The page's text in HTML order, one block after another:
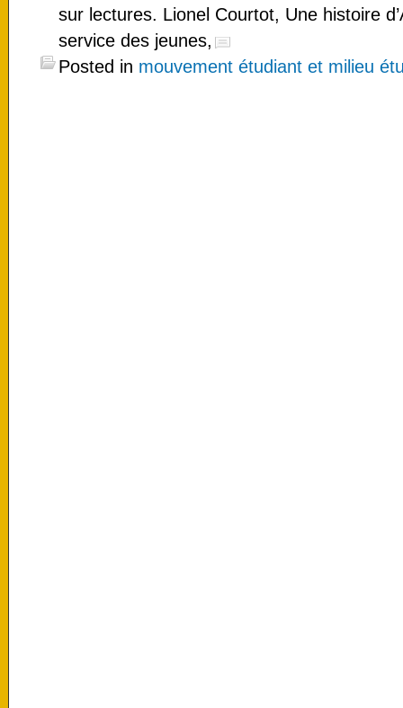
sur lectures. Lionel Courtot, Une histoire
service des jeunes,
Posted in mouvement étudiant et milieu